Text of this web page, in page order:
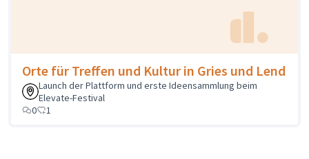
Orte für Treffen und Kultur in Gries und Lend
Launch der Plattform und erste Ideensammlung beim
Elevate-Festival
0
1